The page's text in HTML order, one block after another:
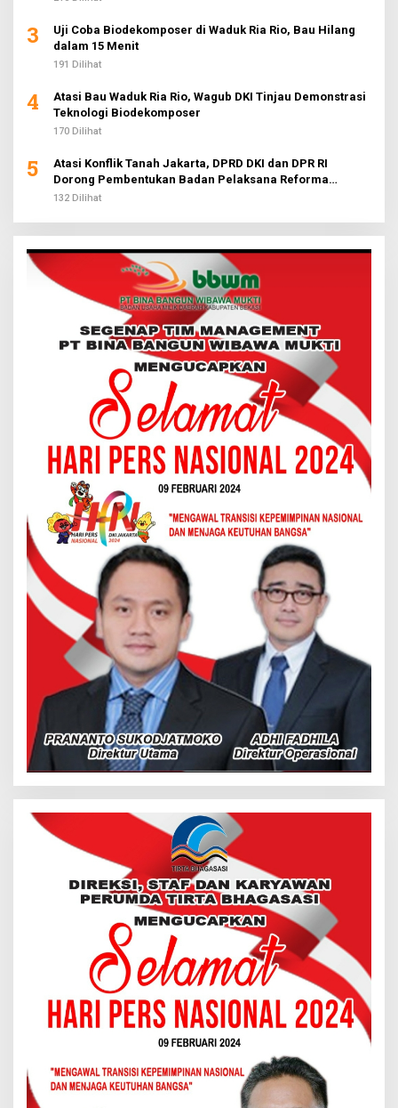
3
Uji Coba Biodekomposer di Waduk Ria Rio, Bau Hilang
dalam 15 Menit
191 Dilihat
4
Atasi Bau Waduk Ria Rio, Wagub DKI Tinjau Demonstrasi
Teknologi Biodekomposer
170 Dilihat
5
Atasi Konflik Tanah Jakarta, DPRD DKI dan DPR RI
Dorong Pembentukan Badan Pelaksana Reforma
Agraria
132 Dilihat